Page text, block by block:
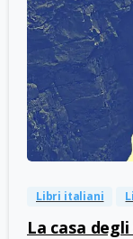
Libri italiani
La casa